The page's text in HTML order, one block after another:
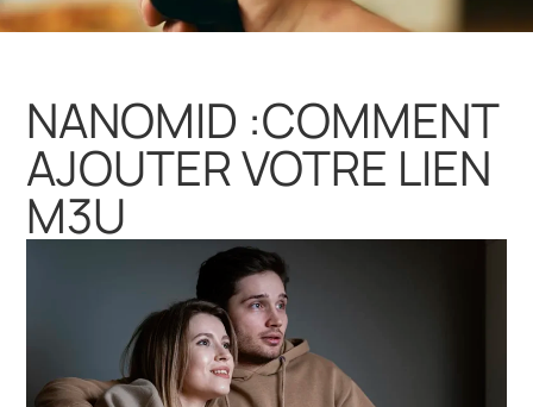
NANOMID :COMMENT
AJOUTER VOTRE LIEN
M3U